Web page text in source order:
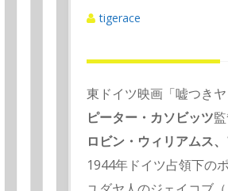
tigerace
東ドイツ映画「嘘つき
ピーター・カソビッツ監
ロビン・ウィリアムス
1944年ドイツ占領下の